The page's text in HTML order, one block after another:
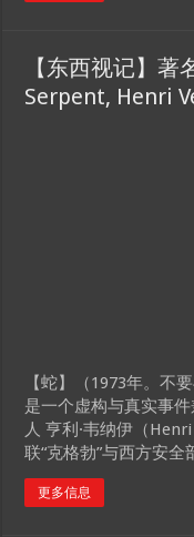
【东西视记】
Serpent, Henri
【蛇】（1973年。不
是一个虚构与真实事
人 亨利·韦纳伊（
联“克格勃”与西方安全
更多信息